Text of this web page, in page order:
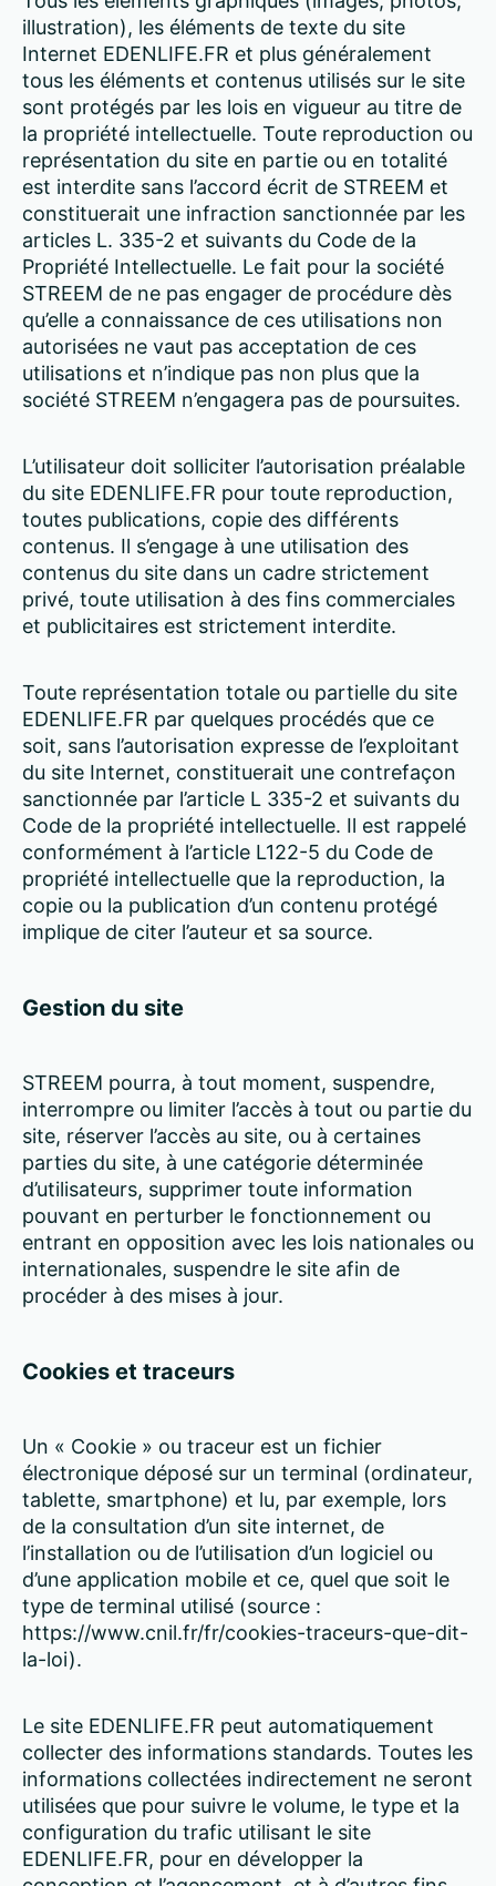
illustration), les éléments de texte du site
Internet EDENLIFE.FR et plus généralement
tous les éléments et contenus utilisés sur le site
sont protégés par les lois en vigueur au titre de
la propriété intellectuelle. Toute reproduction ou
représentation du site en partie ou en totalité
est interdite sans l’accord écrit de STREEM et
constituerait une infraction sanctionnée par les
articles L. 335-2 et suivants du Code de la
Propriété Intellectuelle. Le fait pour la société
STREEM de ne pas engager de procédure dès
qu’elle a connaissance de ces utilisations non
autorisées ne vaut pas acceptation de ces
utilisations et n’indique pas non plus que la
société STREEM n’engagera pas de poursuites.
L’utilisateur doit solliciter l’autorisation préalable
du site EDENLIFE.FR pour toute reproduction,
toutes publications, copie des différents
contenus. Il s’engage à une utilisation des
contenus du site dans un cadre strictement
privé, toute utilisation à des fins commerciales
et publicitaires est strictement interdite.
Toute représentation totale ou partielle du site
EDENLIFE.FR par quelques procédés que ce
soit, sans l’autorisation expresse de l’exploitant
du site Internet, constituerait une contrefaçon
sanctionnée par l’article L 335-2 et suivants du
Code de la propriété intellectuelle. Il est rappelé
conformément à l’article L122-5 du Code de
propriété intellectuelle que la reproduction, la
copie ou la publication d’un contenu protégé
implique de citer l’auteur et sa source.
Gestion du site
STREEM pourra, à tout moment, suspendre,
interrompre ou limiter l’accès à tout ou partie du
site, réserver l’accès au site, ou à certaines
parties du site, à une catégorie déterminée
d’utilisateurs, supprimer toute information
pouvant en perturber le fonctionnement ou
entrant en opposition avec les lois nationales ou
internationales, suspendre le site afin de
procéder à des mises à jour.
Cookies et traceurs
Un « Cookie » ou traceur est un fichier
électronique déposé sur un terminal (ordinateur,
tablette, smartphone) et lu, par exemple, lors
de la consultation d’un site internet, de
l’installation ou de l’utilisation d’un logiciel ou
d’une application mobile et ce, quel que soit le
type de terminal utilisé (source :
https://www.cnil.fr/fr/cookies-traceurs-que-dit-
la-loi).
Le site EDENLIFE.FR peut automatiquement
collecter des informations standards. Toutes les
informations collectées indirectement ne seront
utilisées que pour suivre le volume, le type et la
configuration du trafic utilisant le site
EDENLIFE.FR, pour en développer la